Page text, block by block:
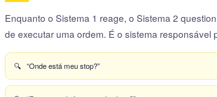
Enquanto o Sistema 1 reage, o Sistema 2
de executar uma ordem. É o sistema responsável
🔍 “Onde está meu stop?”